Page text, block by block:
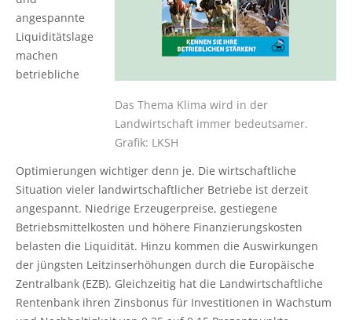
Beratung in Einkommenskombinationen
Beratung zur Hofübergabe
Gemeinsam gegen psychische Belastungen in der
Vorsorge- und Versicherungsberatung
Mediation und Konfliktberatung
Beratung zur Bilanzierung gemäß
Düngeverordnung
Ökologischer Landbau
Umwelt- und Gewässerschutz
Landwirtschaftliches Bauen und Energietechnik
Planung und Gutachten
Baumkontrollen
Waldbestattung
Weihnachtsbaumkulturen
Zierpflanzenbau
Garten- und Landschaftsbau
Öffentliches Grün
Golfrasen
Friedhofsgärtnerei
Gemüsebau
Ausbildungsberatung
Fort- und Weiterbildung
Lernen durch Erleben
Partner
Einkaufen beim Erzeuger
Haus- und Kleingarten
Garten- und Balkontipps
Das Thema Klima wird in der
Landwirtschaft immer bedeutsamer.
Grafik: LKSH
angespannte
Liquiditätslage
machen
betriebliche
Optimierungen wichtiger denn je. Die wirtschaftliche
Situation vieler landwirtschaftlicher Betriebe ist derzeit
angespannt. Niedrige Erzeugerpreise, gestiegene
Betriebsmittelkosten und höhere Finanzierungskosten
belasten die Liquidität. Hinzu kommen die Auswirkungen
der jüngsten Leitzinserhöhungen durch die Europäische
Zentralbank (EZB). Gleichzeitig hat die Landwirtschaftliche
Rentenbank ihren Zinsbonus für Investitionen in Wachstum